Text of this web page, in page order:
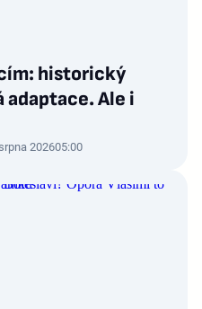
historický
adaptace. Ale i
202605:00